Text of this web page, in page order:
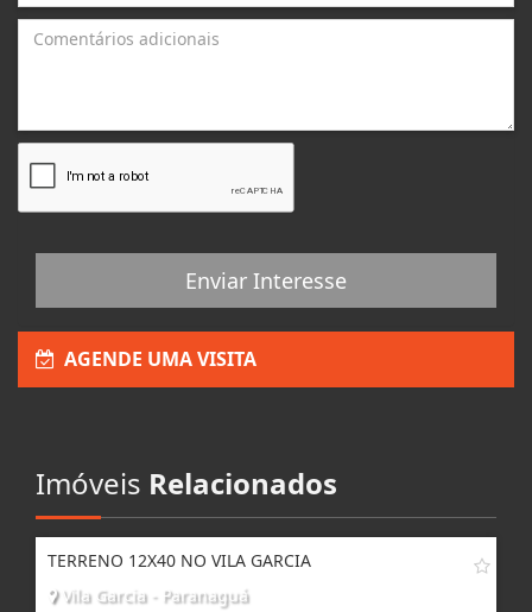
Enviar Interesse
AGENDE UMA VISITA
Imóveis Relacionados
TERRENO 12X40 NO VILA GARCIA
Vila Garcia - Paranaguá